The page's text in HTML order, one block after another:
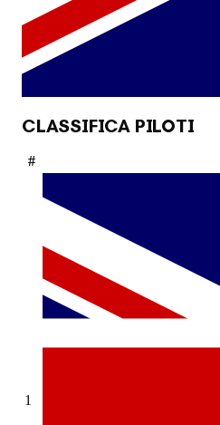
CLASSIFICA PILOTI
#
1